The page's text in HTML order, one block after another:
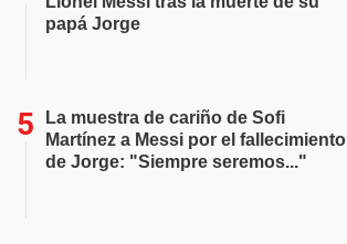
papá Jorge
La muestra de cariño de Sofi
Martínez a Messi por el fallecimiento
de Jorge: "Siempre seremos..."